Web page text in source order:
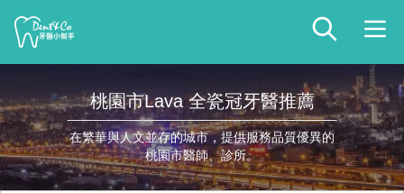
桃園市Lava 全瓷冠牙醫推薦
在繁華與人文並存的城市，提供服務品質優異的
桃園市醫師、診所。